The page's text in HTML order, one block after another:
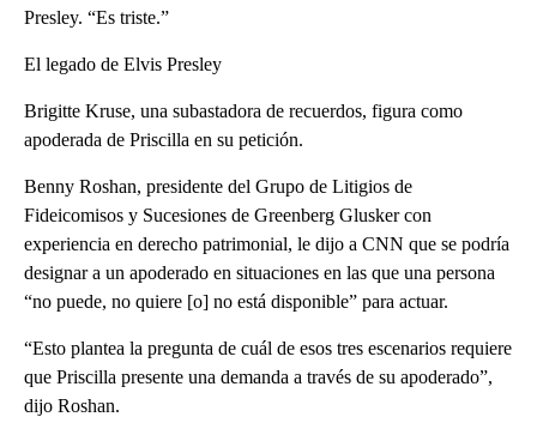
Presley. “Es triste.”
El legado de Elvis Presley
Brigitte Kruse, una subastadora de recuerdos, figura como
apoderada de Priscilla en su petición.
Benny Roshan, presidente del Grupo de Litigios de
Fideicomisos y Sucesiones de Greenberg Glusker con
experiencia en derecho patrimonial, le dijo a CNN que se podría
designar a un apoderado en situaciones en las que una persona
“no puede, no quiere [o] no está disponible” para actuar.
“Esto plantea la pregunta de cuál de esos tres escenarios requiere
que Priscilla presente una demanda a través de su apoderado”,
dijo Roshan.